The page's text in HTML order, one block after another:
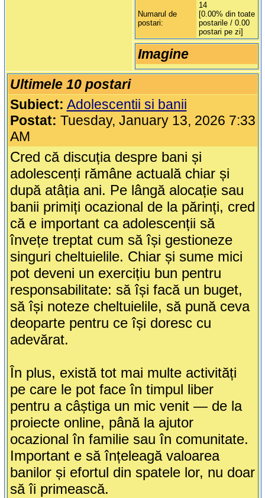
Numarul de
postari:
14
[0.00% din toate
postarile / 0.00
postari pe zi]
Imagine
Ultimele 10 postari
Subiect: Adolescentii si banii
Postat: Tuesday, January 13, 2026 7:33
AM
Cred că discuția despre bani și
adolescenți rămâne actuală chiar și
după atâția ani. Pe lângă alocație sau
banii primiți ocazional de la părinți, cred
că e important ca adolescenții să
învețe treptat cum să își gestioneze
singuri cheltuielile. Chiar și sume mici
pot deveni un exercițiu bun pentru
responsabilitate: să își facă un buget,
să își noteze cheltuielile, să pună ceva
deoparte pentru ce își doresc cu
adevărat.
În plus, există tot mai multe activități
pe care le pot face în timpul liber
pentru a câștiga un mic venit — de la
proiecte online, până la ajutor
ocazional în familie sau în comunitate.
Important e să înțeleagă valoarea
banilor și efortul din spatele lor, nu doar
să îi primească.